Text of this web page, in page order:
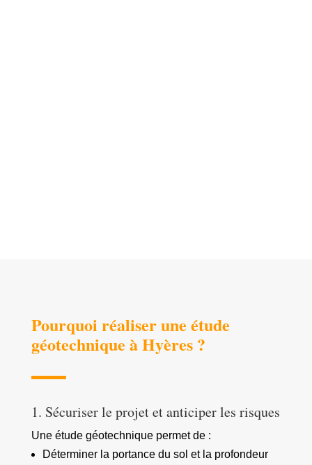
Pourquoi réaliser une étude
géotechnique à Hyères ?
1. Sécuriser le projet et anticiper les risques
Une étude géotechnique permet de :
Déterminer la portance du sol et la profondeur